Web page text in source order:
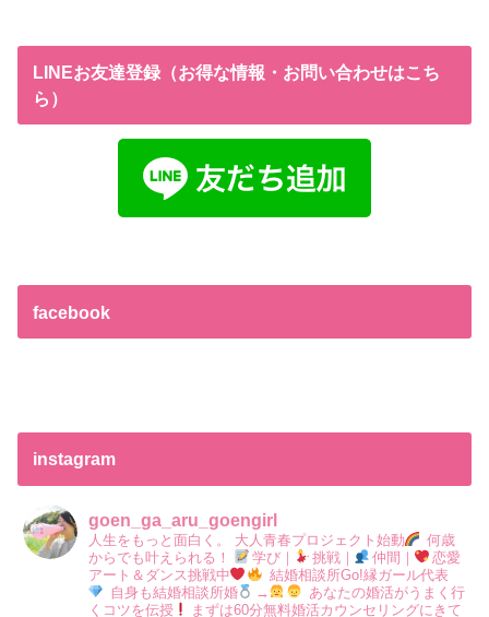
LINEお友達登録（お得な情報・お問い合わせはこち
ら）
facebook
instagram
goen_ga_aru_goengirl
人生をもっと面白く。 大人青春プロジェクト始動
何歳
からでも叶えられる！
学び｜ 挑戦｜ 仲間｜
恋愛
アート＆ダンス挑戦中
結婚相談所Go!縁ガール代表
自身も結婚相談所婚
→
あなたの婚活がうまく行
くコツを伝授
まずは60分無料婚活カウンセリングにきて